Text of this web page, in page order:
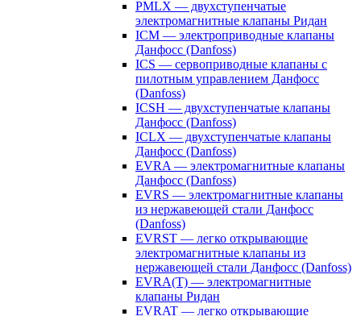
PMLX — двухступенчатые
электромагнитные клапаны Ридан
ICM — электроприводные клапаны
Данфосс (Danfoss)
ICS — сервоприводные клапаны с
пилотным управлением Данфосс
(Danfoss)
ICSH — двухступенчатые клапаны
Данфосс (Danfoss)
ICLX — двухступенчатые клапаны
Данфосс (Danfoss)
EVRA — электромагнитные клапаны
Данфосс (Danfoss)
EVRS — электромагнитные клапаны
из нержавеющей стали Данфосс
(Danfoss)
EVRST — легко открывающие
электромагнитные клапаны из
нержавеющей стали Данфосс (Danfoss)
EVRA(T) — электромагнитные
клапаны Ридан
EVRAT — легко открывающие